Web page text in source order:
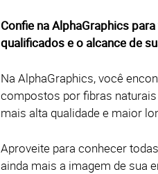
Confie na AlphaGraphics
qualificados e o alcance de
Na AlphaGraphics, você
compostos por fibras
mais alta qualidade e maior
Aproveite para conhecer
ainda mais a imagem de sua